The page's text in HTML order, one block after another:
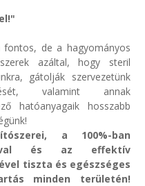
fontos, de a hagyományos
azáltal, hogy steril
gátolják szervezetünk
valamint annak
hatóanyagaik hosszabb
a 100%-ban
és az effektív
tiszta és egészséges
minden területén!